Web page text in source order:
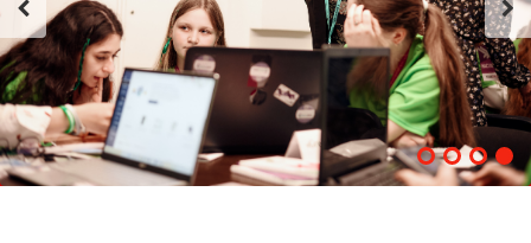
ENG SPN CHI